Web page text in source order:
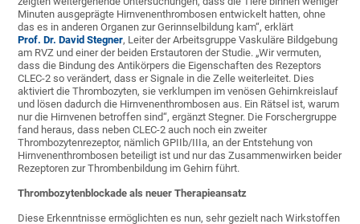
Minuten ausgeprägte Hirnvenenthrombosen entwickelt hatten, ohne
das es in anderen Organen zur Gerinnselbildung kam“, erklärt
Prof. Dr. David Stegner, Leiter der Arbeitsgruppe Vaskuläre Bildgebung
am RVZ und einer der beiden Erstautoren der Studie. „Wir vermuten,
dass die Bindung des Antikörpers die Eigenschaften des Rezeptors
CLEC-2 so verändert, dass er Signale in die Zelle weiterleitet. Dies
aktiviert die Thrombozyten, sie verklumpen im venösen Gehirnkreislauf
und lösen dadurch die Hirnvenenthrombosen aus. Ein Rätsel ist, warum
nur die Hirnvenen betroffen sind“, ergänzt Stegner. Die Forschergruppe
fand heraus, dass neben CLEC-2 auch noch ein zweiter
Thrombozytenrezeptor, nämlich GPIIb/IIIa, an der Entstehung von
Hirnvenenthrombosen beteiligt ist und nur das Zusammenwirken beider
Rezeptoren zur Thrombenbildung im Gehirn führt.
Thrombozytenblockade als neuer Therapieansatz
Diese Erkenntnisse ermöglichten es nun, sehr gezielt nach Wirkstoffen